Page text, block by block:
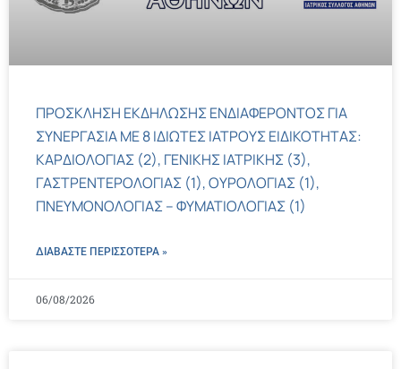
ΠΡΟΣΚΛΗΣΗ ΕΚΔΗΛΩΣΗΣ ΕΝΔΙΑΦΕΡΟΝΤΟΣ ΓΙΑ
ΣΥΝΕΡΓΑΣΙΑ ΜΕ 8 ΙΔΙΩΤΕΣ ΙΑΤΡΟΥΣ ΕΙΔΙΚΟΤΗΤΑΣ:
ΚΑΡΔΙΟΛΟΓΙΑΣ (2), ΓΕΝΙΚΗΣ ΙΑΤΡΙΚΗΣ (3),
ΓΑΣΤΡΕΝΤΕΡΟΛΟΓΙΑΣ (1), ΟΥΡΟΛΟΓΙΑΣ (1),
ΠΝΕΥΜΟΝΟΛΟΓΙΑΣ – ΦΥΜΑΤΙΟΛΟΓΙΑΣ (1)
ΔΙΑΒΑΣΤΕ ΠΕΡΙΣΣΌΤΕΡΑ »
06/08/2026